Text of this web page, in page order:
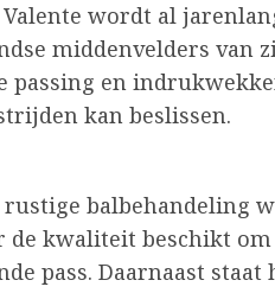
wordt al
middenvelders van
passing en
kan beslissen.
rustige balbehandeling
de kwaliteit beschikt
pass. Daarnaast